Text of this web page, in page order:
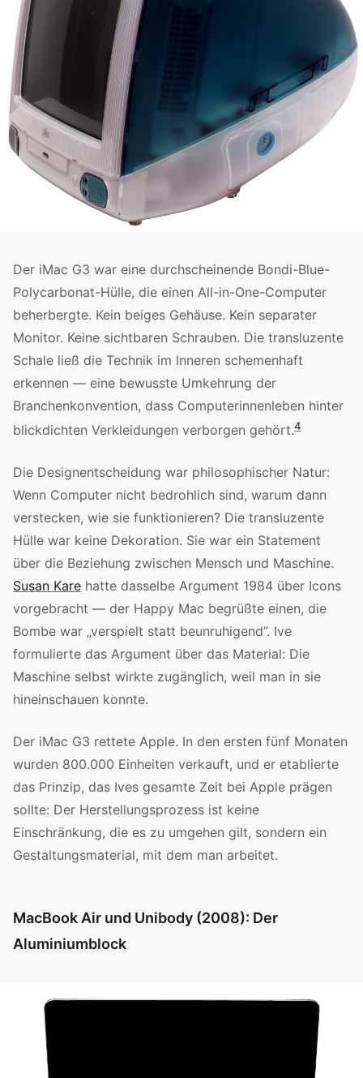
Der iMac G3 war eine durchscheinende Bondi-Blue-
Polycarbonat-Hülle, die einen All-in-One-Computer
beherbergte. Kein beiges Gehäuse. Kein separater
Monitor. Keine sichtbaren Schrauben. Die transluzente
Schale ließ die Technik im Inneren schemenhaft
erkennen — eine bewusste Umkehrung der
Branchenkonvention, dass Computerinnenleben hinter
blickdichten Verkleidungen verborgen gehört.4
Die Designentscheidung war philosophischer Natur:
Wenn Computer nicht bedrohlich sind, warum dann
verstecken, wie sie funktionieren? Die transluzente
Hülle war keine Dekoration. Sie war ein Statement
über die Beziehung zwischen Mensch und Maschine.
Susan Kare hatte dasselbe Argument 1984 über Icons
vorgebracht — der Happy Mac begrüßte einen, die
Bombe war „verspielt statt beunruhigend”. Ive
formulierte das Argument über das Material: Die
Maschine selbst wirkte zugänglich, weil man in sie
hineinschauen konnte.
Der iMac G3 rettete Apple. In den ersten fünf Monaten
wurden 800.000 Einheiten verkauft, und er etablierte
das Prinzip, das Ives gesamte Zeit bei Apple prägen
sollte: Der Herstellungsprozess ist keine
Einschränkung, die es zu umgehen gilt, sondern ein
Gestaltungsmaterial, mit dem man arbeitet.
MacBook Air und Unibody (2008): Der
Aluminiumblock